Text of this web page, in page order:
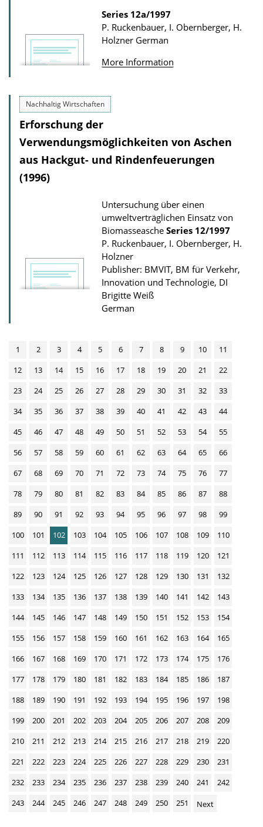
Series 12a/1997
P. Ruckenbauer, I. Obernberger, H.
Holzner German
More Information
Nachhaltig Wirtschaften
Erforschung der
Verwendungsmöglichkeiten von Aschen
aus Hackgut- und Rindenfeuerungen
(1996)
Untersuchung über einen
umweltverträglichen Einsatz von
Biomasseasche Series 12/1997
P. Ruckenbauer, I. Obernberger, H.
Holzner
Publisher: BMVIT, BM für Verkehr,
Innovation und Technologie, DI
Brigitte Weiß
German
1 2 3 4 5 6 7 8 9 10
11
12
13 14 15 16 17 18 19 20 21
22
23
24 25 26 27 28 29 30 31 32
33
34
35 36 37 38 39 40 41 42 43
44
45
46 47 48 49 50 51 52 53 54
55
56
57 58 59 60 61 62 63 64 65
66
67
68 69 70 71 72 73 74 75 76
77
78
79 80 81 82 83 84 85 86 87
88
89
90 91 92 93 94 95 96 97 98
99
100
101 102 103 104 105 106 107 108 109
110
111
112 113 114 115 116 117 118 119 120
121
122
123 124 125 126 127 128 129 130 131
132
133
134 135 136 137 138 139 140 141 142
143
144
145 146 147 148 149 150 151 152 153
154
155
156 157 158 159 160 161 162 163 164
165
166
167 168 169 170 171 172 173 174 175
176
177
178 179 180 181 182 183 184 185 186
187
188
189 190 191 192 193 194 195 196 197
198
199
200 201 202 203 204 205 206 207 208
209
210
211 212 213 214 215 216 217 218 219
220
221
222 223 224 225 226 227 228 229 230
231
232
233 234 235 236 237 238 239 240 241
242
243
244 245 246 247 248 249 250 251 Next